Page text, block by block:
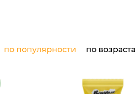
по популярности по